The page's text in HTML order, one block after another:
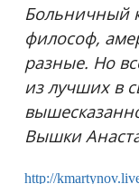
Больничный
философ,
разные. Но
из лучших в
Вышки
http://